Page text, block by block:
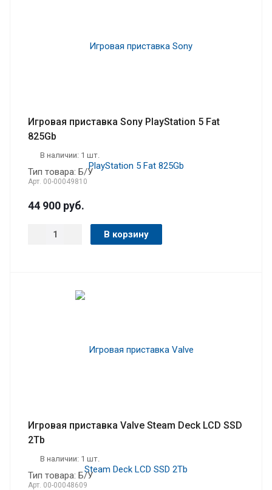
Игровая приставка Sony PlayStation 5 Fat
825Gb
В наличии: 1 шт.
Тип товара: Б/У
Арт. 00-00049810
44 900 руб.
В корзину
Игровая приставка Valve Steam Deck LCD SSD
2Tb
В наличии: 1 шт.
Тип товара: Б/У
Арт. 00-00048609